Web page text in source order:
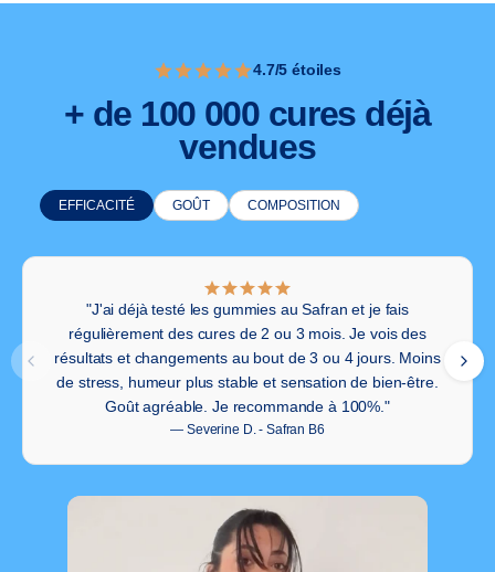
4.7/5 étoiles
+ de 100 000 cures déjà
vendues
EFFICACITÉ GOÛT COMPOSITION
"J'ai déjà testé les gummies au Safran et je fais
régulièrement des cures de 2 ou 3 mois. Je vois des
résultats et changements au bout de 3 ou 4 jours. Moins
de stress, humeur plus stable et sensation de bien-être.
Goût agréable. Je recommande à 100%."
— Severine D. - Safran B6